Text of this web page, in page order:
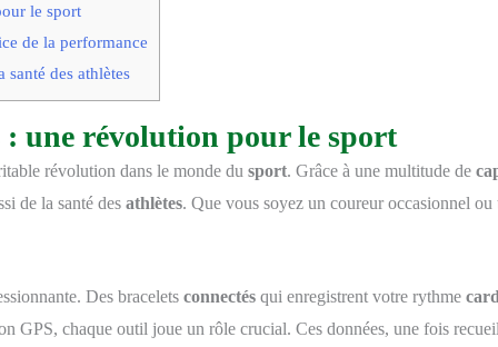
le sport
de la performance
santé des athlètes
: une révolution pour le sport
révolution dans le monde du sport. Grâce à une multitude de
de la santé des athlètes. Que vous soyez un coureur occasionnel
Des bracelets connectésqui enregistrent votre rythme
GPS, chaque outil joue un rôle crucial. Ces données, une fois